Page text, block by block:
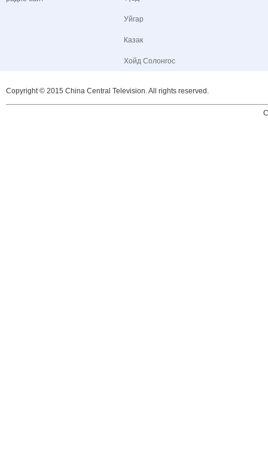
Уйгар
Казак
Хойд Солонгос
Copyright © 2015 China Central Television. All rights reserved.